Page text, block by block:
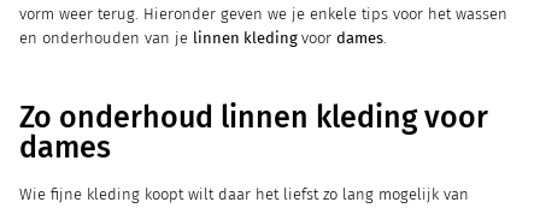
vorm weer terug. Hieronder geven we je enkele tips voor het wassen
en onderhouden van je linnen kleding voor dames.
Zo onderhoud linnen kleding voor
dames
Wie fijne kleding koopt wilt daar het liefst zo lang mogelijk van